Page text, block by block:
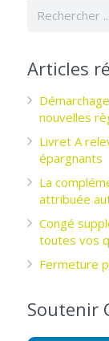
Articles
nouvelles
Livret A
épargnants ­
La
attribuée
Congé
toutes vos
Fermeture
Soutenir